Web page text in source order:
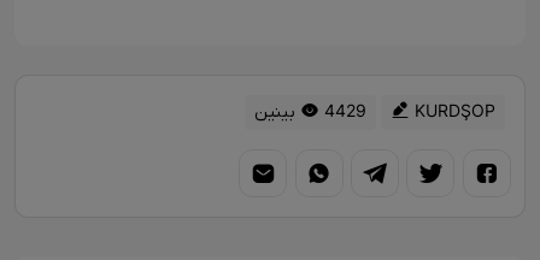
KURDŞOP 4429 بینین